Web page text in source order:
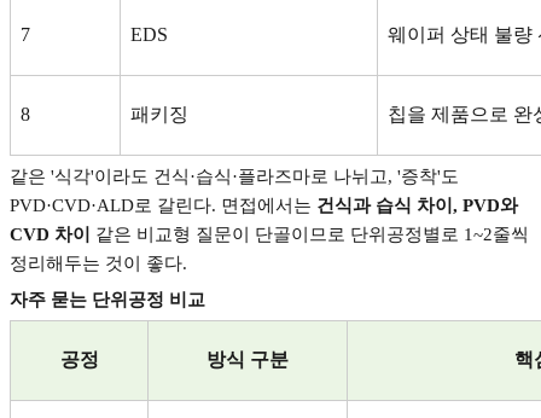
7 EDS 웨이퍼 상태 불량
8 패키징 칩을 제품으로 완
같은 '식각'이라도 건식·습식·플라즈마로 나뉘고, '증착'도
PVD·CVD·ALD로 갈린다. 면접에서는 건식과 습식 차이 , PVD와
CVD 차이 같은 비교형 질문이 단골이므로 단위공정별로 1~2줄씩
정리해두는 것이 좋다.
자주 묻는 단위공정 비교
공정 방식 구분 핵